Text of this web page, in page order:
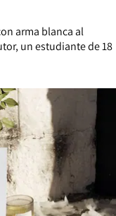
arma blanca al
un estudiante de 18